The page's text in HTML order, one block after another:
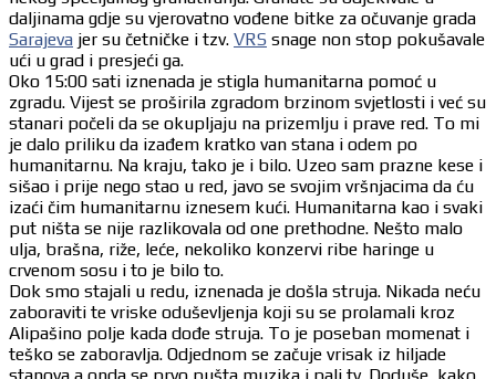
daljinama gdje su vjerovatno vođene bitke za očuvanje grada
Sarajeva jer su četničke i tzv. VRS snage non stop pokušavale
ući u grad i presjeći ga.
Oko 15:00 sati iznenada je stigla humanitarna pomoć u
zgradu. Vijest se proširila zgradom brzinom svjetlosti i već su
stanari počeli da se okupljaju na prizemlju i prave red. To mi
je dalo priliku da izađem kratko van stana i odem po
humanitarnu. Na kraju, tako je i bilo. Uzeo sam prazne kese i
sišao i prije nego stao u red, javo se svojim vršnjacima da ću
izaći čim humanitarnu iznesem kući. Humanitarna kao i svaki
put ništa se nije razlikovala od one prethodne. Nešto malo
ulja, brašna, riže, leće, nekoliko konzervi ribe haringe u
crvenom sosu i to je bilo to.
Dok smo stajali u redu, iznenada je došla struja. Nikada neću
zaboraviti te vriske oduševljenja koji su se prolamali kroz
Alipašino polje kada dođe struja. To je poseban momenat i
teško se zaboravlja. Odjednom se začuje vrisak iz hiljade
stanova a onda se prvo pušta muzika i pali tv. Doduše, kako